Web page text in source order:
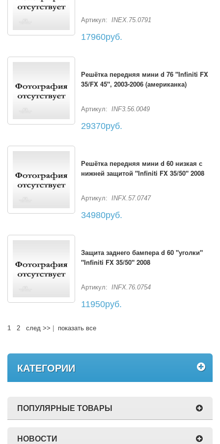
Артикул: INEX.75.0791
17960руб.
Решётка передняя мини d 76 "Infiniti FX
35/FX 45", 2003-2006 (американка)
Артикул: INF3.56.0049
29370руб.
Решётка передняя мини d 60 низкая с
нижней защитой "Infiniti FX 35/50" 2008
Артикул: INFX.57.0747
34980руб.
Защита заднего бампера d 60 "уголки"
"Infiniti FX 35/50" 2008
Артикул: INFX.76.0754
11950руб.
1 2 след >> показать все
КАТЕГОРИИ
ПОПУЛЯРНЫЕ ТОВАРЫ
НОВОСТИ